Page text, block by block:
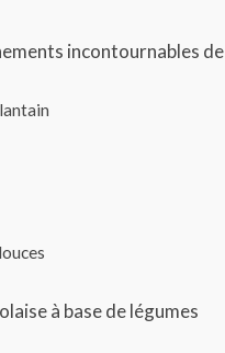
incontournables
à base de légumes